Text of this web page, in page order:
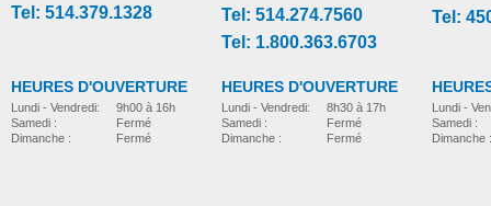
Tel: 514.379.1328
HEURES D'OUVERTURE
Lundi - Vendredi:
Samedi :
Dimanche :
9h00 à 16h
Fermé
Fermé
Tel: 514.274.7560
Tel: 1.800.363.6703
HEURES D'OUVERTURE
Lundi - Vendredi:
Samedi :
Dimanche :
8h30 à 17h
Fermé
Fermé
Tel:
Lundi -
Samedi :
Dimanche :